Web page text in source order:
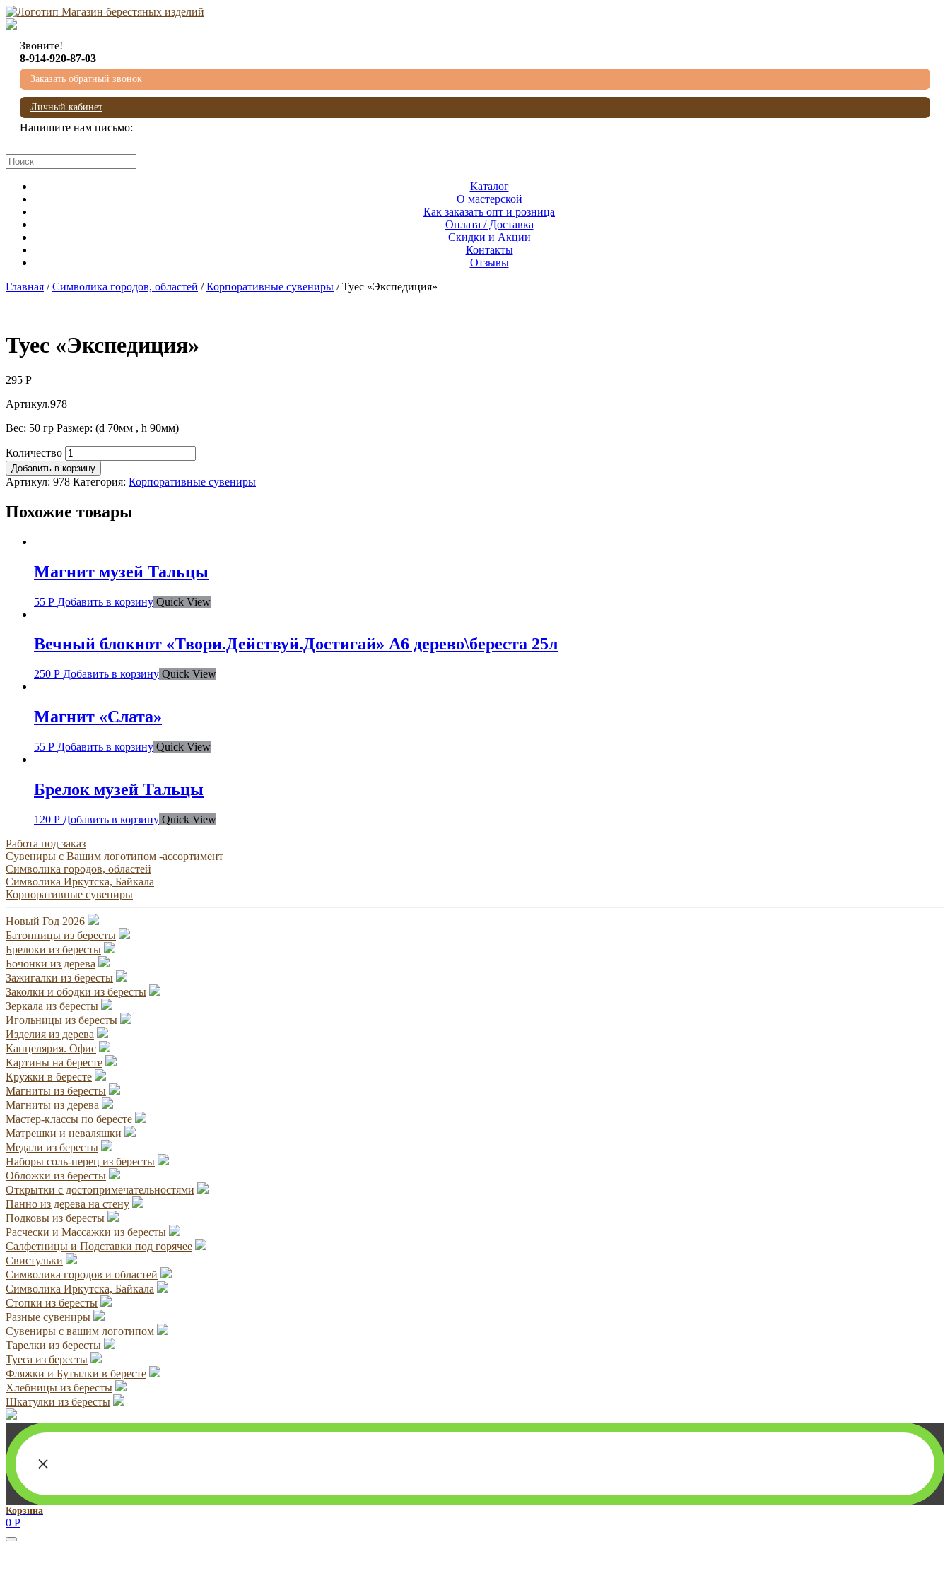
Звоните!
8-914-920-87-03
Заказать обратный звонок
Личный кабинет
Напишите нам письмо:
Каталог
О мастерской
Как заказать опт и розница
Оплата / Доставка
Скидки и Акции
Контакты
Отзывы
Главная /Символика городов, областей /Корпоративные сувениры / Туес «Экспедиция»
Туес «Экспедиция»
295 Р
Артикул.978
Вес: 50 гр Размер: (d 70мм , h 90мм)
Количество
Добавить в корзину
Артикул: 978 Категория: Корпоративные сувениры
Похожие товары
Магнит музей Тальцы
55 Р Добавить в корзину Quick View
Вечный блокнот «Твори.Действуй.Достигай» А6 дерево\береста 25л
250 Р Добавить в корзину Quick View
Магнит «Слата»
55 Р Добавить в корзину Quick View
Брелок музей Тальцы
120 Р Добавить в корзину Quick View
Работа под заказ
Сувениры с Вашим логотипом -ассортимент
Символика городов, областей
Символика Иркутска, Байкала
Корпоративные сувениры
Новый Год 2026
Батонницы из бересты
Брелоки из бересты
Бочонки из дерева
Зажигалки из бересты
Заколки и ободки из бересты
Зеркала из бересты
Игольницы из бересты
Изделия из дерева
Канцелярия. Офис
Картины на бересте
Кружки в бересте
Магниты из бересты
Магниты из дерева
Мастер-классы по бересте
Матрешки и неваляшки
Медали из бересты
Наборы соль-перец из бересты
Обложки из бересты
Открытки с достопримечательностями
Панно из дерева на стену
Подковы из бересты
Расчески и Массажки из бересты
Салфетницы и Подставки под горячее
Свистульки
Символика городов и областей
Символика Иркутска, Байкала
Стопки из бересты
Разные сувениры
Сувениры с вашим логотипом
Тарелки из бересты
Туеса из бересты
Фляжки и Бутылки в бересте
Хлебницы из бересты
Шкатулки из бересты
×
Корзина
0 Р